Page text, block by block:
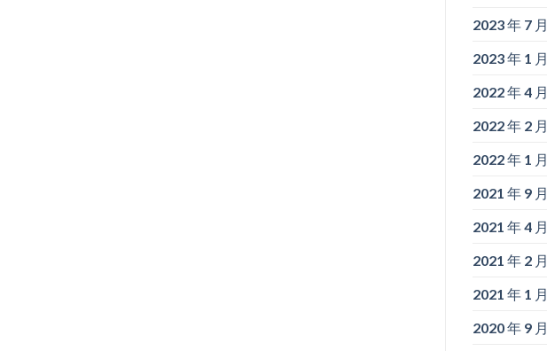
2023 年 7 月
2023 年 1 月
2022 年 4 月
2022 年 2 月
2022 年 1 月
2021 年 9 月
2021 年 4 月
2021 年 2 月
2021 年 1 月
2020 年 9 月